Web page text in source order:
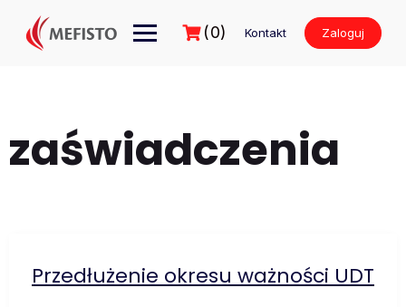
treści
(0) Kontakt Zaloguj
zaświadczenia
Przedłużenie okresu ważności UDT